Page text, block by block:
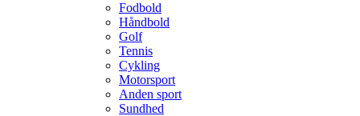
Fodbold
Håndbold
Golf
Tennis
Cykling
Motorsport
Anden sport
Sundhed